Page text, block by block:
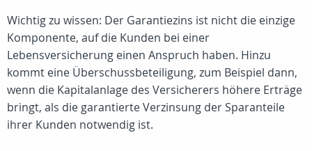
Wichtig zu wissen: Der Garantiezins ist nicht die einzige
Komponente, auf die Kunden bei einer
Lebensversicherung einen Anspruch haben. Hinzu
kommt eine Überschussbeteiligung, zum Beispiel dann,
wenn die Kapitalanlage des Versicherers höhere Erträge
bringt, als die garantierte Verzinsung der Sparanteile
ihrer Kunden notwendig ist.